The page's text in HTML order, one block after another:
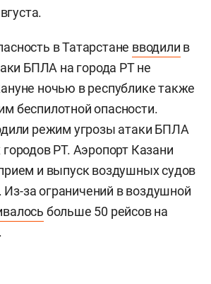
в Татарстане вводили в
БПЛА на города РТ не
ночью в республике также
беспилотной опасности.
режим угрозы атаки БПЛА
РТ. Аэропорт Казани
и выпуск воздушных судов
Из-за ограничений в воздушной
больше 50 рейсов на